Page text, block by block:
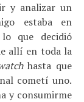
y analizar un
estaba en
que decidió
allí en toda la
hasta que
cometí uno.
y consumirme